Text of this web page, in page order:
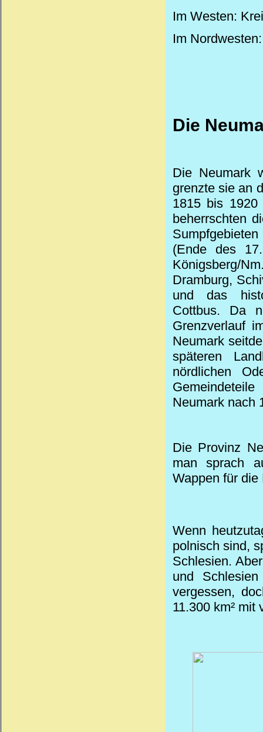
Im Westen:
Im
Die
Die Neumark
grenzte sie an
1815 bis
beherrschten
(Ende des
Königsberg/
Dramburg,
und das
Cottbus. Da
Grenzverlauf
Neumark
späteren
nördlichen
Neumark nach
Die Provinz
man sprach
Wappen für
Wenn
polnisch sind,
Schlesien.
und
vergessen,
11.300 km²